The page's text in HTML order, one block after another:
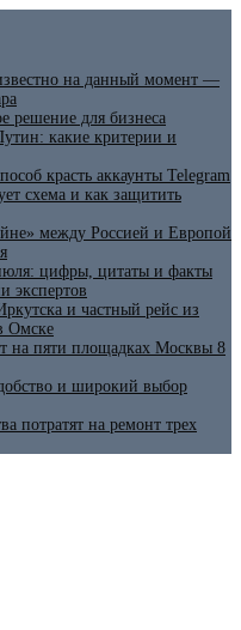
на данный момент —
решение для бизнеса
какие критерии и
красть аккаунты Telegram
схема и как защитить
между Россией и Европой
цифры, цитаты и факты
экспертов
и частный рейс из
Омске
на пяти площадках Москвы 8
и широкий выбор
потратят на ремонт трех